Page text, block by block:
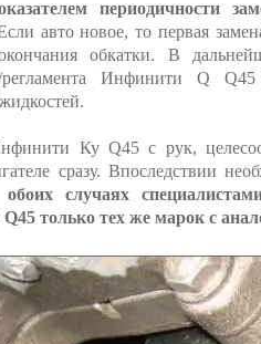
периодичности
авто новое, то первая
обкатки. В
регламента Инфинити Q
Ку Q45 с рук,
сразу. Впоследствии
случаях
только тех же марок с